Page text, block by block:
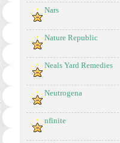
Nars
Nature Republic
Neals Yard Remedies
Neutrogena
nfinite